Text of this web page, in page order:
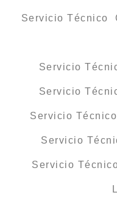
Servicio Técnico
Servicio
Servicio
Servicio
Servicio
Servicio